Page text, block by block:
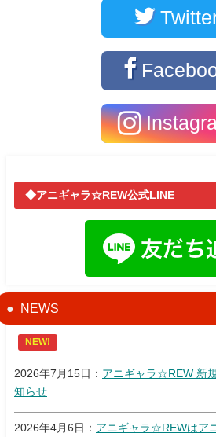
◆アニギャラ☆REW公式LINE
NEWS
NEW!
2026年7月15日： アニギャラ☆REW 新
知らせ
2026年4月6日： アニギャラ☆REWはア